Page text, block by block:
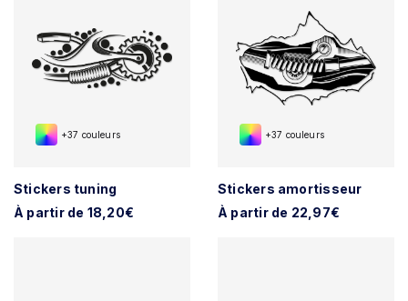
+37 couleurs
Stickers tuning
À partir de 18,20€
+37 couleurs
Stickers amortisseur
À partir de 22,97€